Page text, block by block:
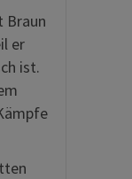
Braun
er
ist.